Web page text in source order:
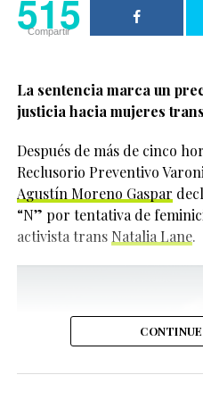
2024 para recaudar fondos
LGBTQIA+ alrededor del
participar desde el inicio
entendió que el actor
impacto positivo.
“He podido
yo misma
mucho
piel.
personas
puedan
515
Compartir
515
Compartir
La sentencia marca un
justicia hacia mujeres
Después de más de cinco
Reclusorio Preventivo
Agustín Moreno Gaspar
“N” por tentativa de
activista trans Natalia Lane.